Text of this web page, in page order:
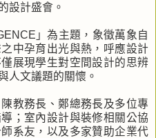
設計盛會。
」為主題，象徵萬象自
中孕育出光與熱，呼應設計
展現學生對空間設計的思辨
人文議題的關懷。
教務長、鄭總務長及多位專
；室內設計與裝修相關公協
系友，以及多家贊助企業代